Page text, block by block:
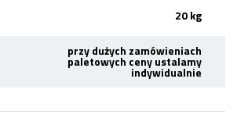
20 kg
przy dużych zamówieniach
paletowych ceny ustalamy
indywidualnie